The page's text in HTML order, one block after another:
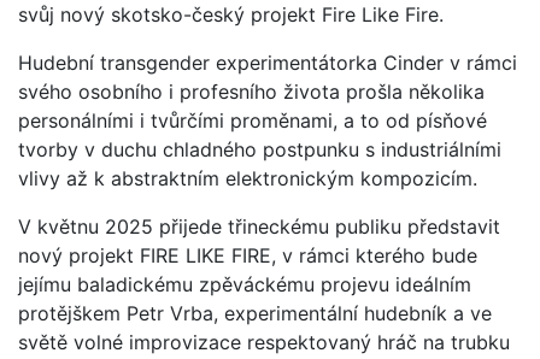
svůj nový skotsko-český projekt Fire Like Fire.
Hudební transgender experimentátorka Cinder v rámci
svého osobního i profesního života prošla několika
personálními i tvůrčími proměnami, a to od písňové
tvorby v duchu chladného postpunku s industriálními
vlivy až k abstraktním elektronickým kompozicím.
V květnu 2025 přijede třineckému publiku představit
nový projekt FIRE LIKE FIRE, v rámci kterého bude
jejímu baladickému zpěváckému projevu ideálním
protějškem Petr Vrba, experimentální hudebník a ve
světě volné improvizace respektovaný hráč na trubku